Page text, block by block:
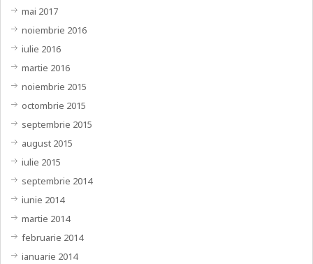
mai 2017
noiembrie 2016
iulie 2016
martie 2016
noiembrie 2015
octombrie 2015
septembrie 2015
august 2015
iulie 2015
septembrie 2014
iunie 2014
martie 2014
februarie 2014
ianuarie 2014